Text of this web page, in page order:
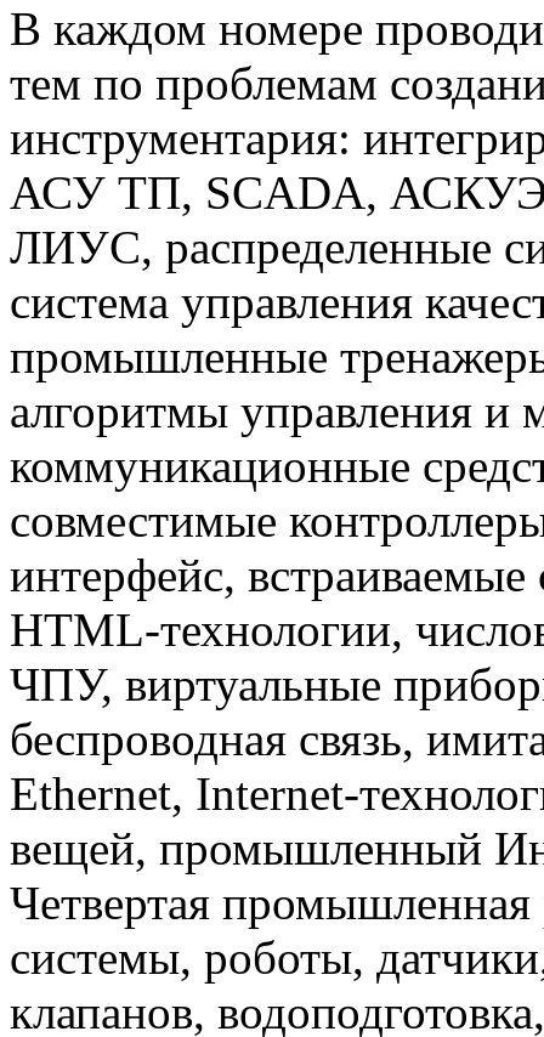
В каждом номере
тем по проблемам
инструментария:
АСУ ТП, SCADA,
ЛИУС, распределенные
система управления
промышленные
алгоритмы управления и
коммуникационные
совместимые
интерфейс,
HTML-технологии,
ЧПУ, виртуальные
беспроводная связь,
Ethernet, Internet-
вещей, промышленный
Четвертая
системы, роботы,
клапанов,